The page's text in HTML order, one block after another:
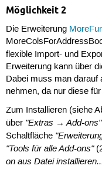
Möglichkeit 2
Die Erweiterung
flexible Import- und
Erweiterung kann über
Dabei muss man darauf
nehmen, da nur diese
Zum Installieren (siehe
über "Extras → Add-ons"
Schaltfläche
"Tools für alle Add-ons"
on aus Datei